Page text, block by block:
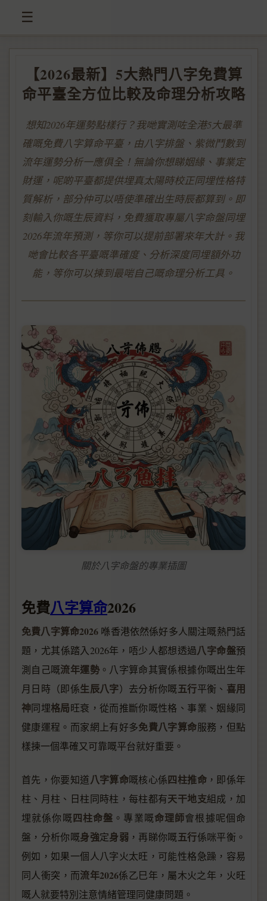
☰
【2026最新】5大熱門八字免費算
命平臺全方位比較及命理分析攻略
想知2026年運勢點樣行？我哋實測咗全港5大最準
確嘅免費八字算命平臺，由八字排盤、紫微鬥數到
流年運勢分析一應俱全！無論你想睇姻緣、事業定
財運，呢啲平臺都提供埋真太陽時校正同埋性格特
質解析，部分仲可以唔使準確出生時辰都算到。即
刻輸入你嘅生辰資料，免費獲取專屬八字命盤同埋
2026年流年預測，等你可以提前部署來年大計。我
哋會比較各平臺嘅準確度、分析深度同埋額外功
能，等你可以揀到最啱自己嘅命理分析工具。
關於八字命盤的專業插圖
免費八字算命2026
免費八字算命2026 喺香港依然係好多人關注嘅熱門話
題，尤其係踏入2026年，唔少人都想透過八字命盤預
測自己嘅流年運勢。八字算命其實係根據你嘅出生年
月日時（即係生辰八字）去分析你嘅五行平衡、 喜用
神同埋格局旺衰，從而推斷你嘅性格、事業、姻緣同
健康運程。而家網上有好多免費八字算命服務，但點
樣揀一個準確又可靠嘅平台就好重要。
首先，你要知道八字算命嘅核心係四柱推命，即係年
柱、月柱、日柱同時柱，每柱都有天干地支組成，加
埋就係你嘅四柱命盤 。專業嘅命理師會根據呢個命
盤，分析你嘅身強定身弱 ，再睇你嘅五行係咪平衡。
例如，如果一個人八字火太旺，可能性格急躁，容易
同人衝突，而流年2026係乙巳年，屬木火之年，火旺
嘅人就要特別注意情緒管理同健康問題。